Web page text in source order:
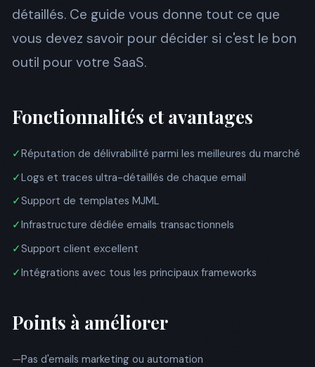
détaillés. Ce guide vous donne tout ce que
vous devez savoir pour décider si c'est le bon
outil pour votre SaaS.
Fonctionnalités et avantages
✓Réputation de délivrabilité parmi les meilleures du marché
✓Logs et traces ultra-détaillés de chaque email
✓Support de templates MJML
✓Infrastructure dédiée emails transactionnels
✓Support client excellent
✓Intégrations avec tous les principaux frameworks
Points à améliorer
—Pas d'emails marketing ou automation